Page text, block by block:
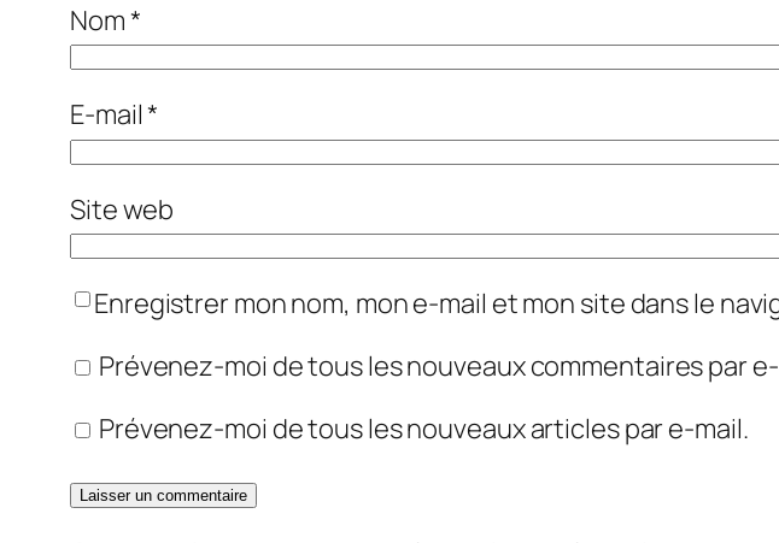
Nom*
E-mail*
Site web
Enregistrer mon nom, mon e-mail et mon site dans le
Prévenez-moi de tous les nouveaux commentaires par
Prévenez-moi de tous les nouveaux articles par e-mail.